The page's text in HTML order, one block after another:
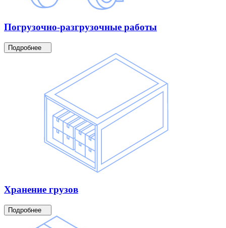
Погрузочно-разгрузочные работы
Подробнее
Хранение грузов
Подробнее